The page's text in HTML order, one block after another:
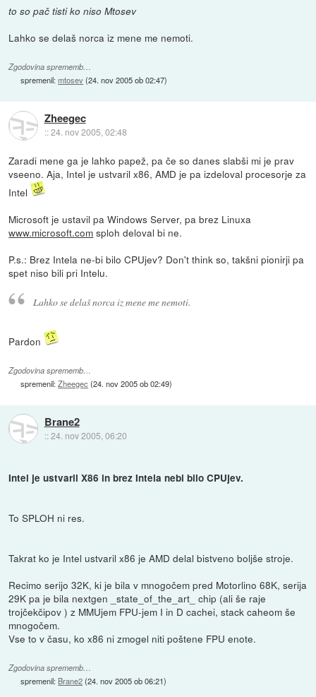
to so pač tisti ko niso Mtosev
Lahko se delaš norca iz mene me nemoti.
Zgodovina sprememb…
spremenil:mtosev(24. nov 2005 ob 02:47)
Zheegec
::24. nov 2005, 02:48
Zaradi mene ga je lahko papež, pa če so danes slabši mi je prav
vseeno. Aja, Intel je ustvaril x86, AMD je pa izdeloval procesorje za
Intel
Microsoft je ustavil pa Windows Server, pa brez Linuxa
www.microsoft.com sploh deloval bi ne.
P.s.: Brez Intela ne-bi bilo CPUjev? Don't think so, takšni pionirji pa
spet niso bili pri Intelu.
Lahko se delaš norca iz mene me nemoti.
Pardon
Zgodovina sprememb…
spremenil:Zheegec (24. nov 2005 ob 02:49)
Brane2
::24. nov 2005, 06:20
Intel je ustvaril X86 in brez Intela nebi bilo CPUjev.
To SPLOH ni res.
Takrat ko je Intel ustvaril x86 je AMD delal bistveno boljše stroje.
Recimo serijo 32K, ki je bila v mnogočem pred Motorlino 68K, serija
29K pa je bila nextgen _state_of_the_art_ chip (ali še raje
trojčekčipov ) z MMUjem FPU-jem I in D cachei, stack caheom še
mnogočem.
Vse to v času, ko x86 ni zmogel niti poštene FPU enote.
Zgodovina sprememb…
spremenil: Brane2(24. nov 2005 ob 06:21)